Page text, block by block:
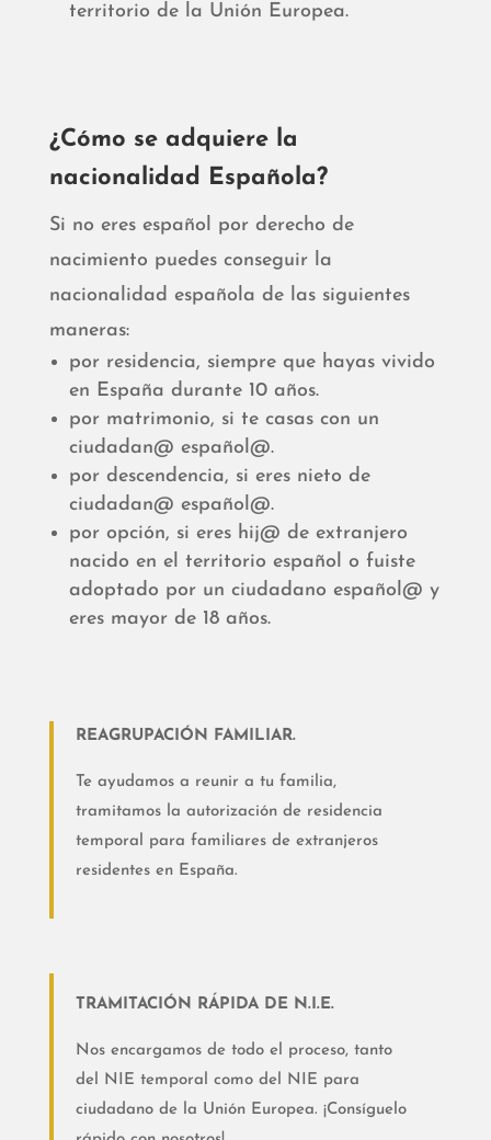
territorio de la Unión Europea.
¿Cómo se adquiere la
nacionalidad Española?
Si no eres español por derecho de
nacimiento puedes conseguir la
nacionalidad española de las siguientes
maneras:
por residencia, siempre que hayas vivido
en España durante 10 años.
por matrimonio, si te casas con un
ciudadan@ español@.
por descendencia, si eres nieto de
ciudadan@ español@.
por opción, si eres hij@ de extranjero
nacido en el territorio español o fuiste
adoptado por un ciudadano español@ y
eres mayor de 18 años.
REAGRUPACIÓN FAMILIAR.
Te ayudamos a reunir a tu familia,
tramitamos la autorización de residencia
temporal para familiares de extranjeros
residentes en España.
TRAMITACIÓN RÁPIDA DE N.I.E.
Nos encargamos de todo el proceso, tanto
del NIE temporal como del NIE para
ciudadano de la Unión Europea. ¡Consíguelo